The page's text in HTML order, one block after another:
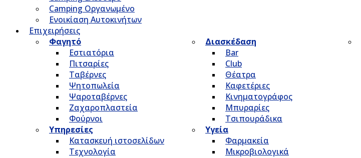
Camping Οργανωμένο
Ενοικίαση Αυτοκινήτων
Επιχειρήσεις
Φαγητό
Εστιατόρια
Πιτσαρίες
Ταβέρνες
Ψητοπωλεία
Ψαροταβέρνες
Ζαχαροπλαστεία
Φούρνοι
Διασκέδαση
Bar
Club
Θέατρα
Καφετέριες
Κινηματογράφος
Μπυραρίες
Τσιπουράδικα
Υπηρεσίες
Κατασκευή ιστοσελίδων
Τεχνολογία
Υγεία
Φαρμακεία
Μικροβιολογικά